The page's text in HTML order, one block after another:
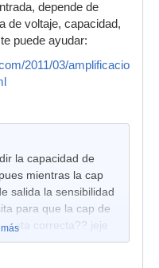
antes del cross y
depende de
de voltaje, capacidad,
puede ayudar:
2011/03/amplificacion-
la capacidad de
mientras la cap
salida la sensibilidad
para que la cap de
correcta?? jeje